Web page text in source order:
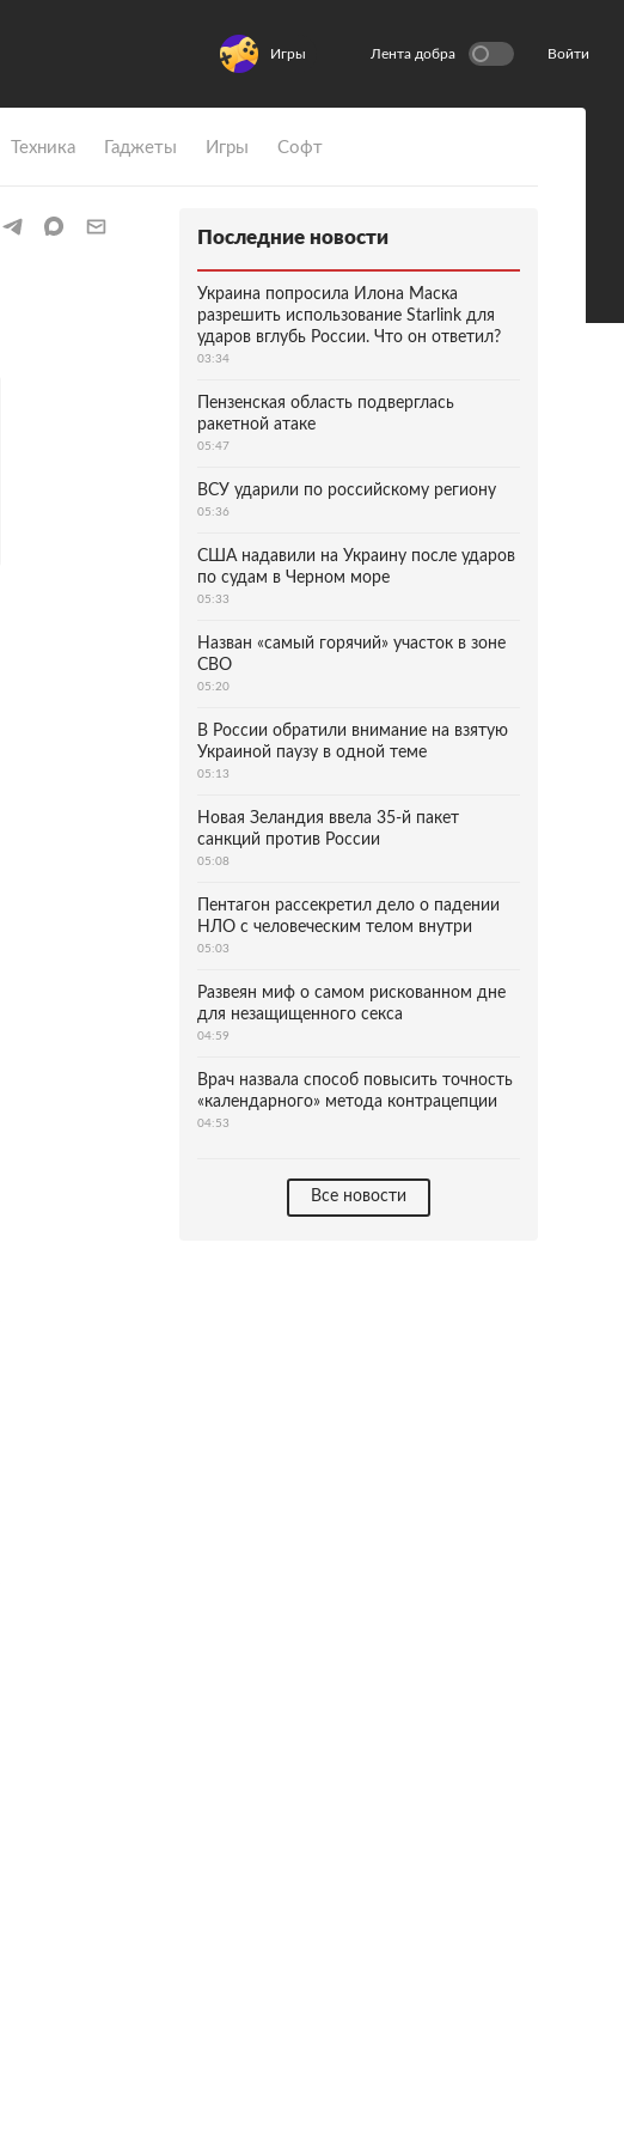
Игры Лента добра Войти
Техника Гаджеты Игры Софт
Последние новости
Украина попросила Илона Маска
разрешить использование Starlink для
ударов вглубь России. Что он ответил?
03:34
Пензенская область подверглась
ракетной атаке
05:47
ВСУ ударили по российскому региону
05:36
США надавили на Украину после ударов
по судам в Черном море
05:33
Назван «самый горячий» участок в зоне
СВО
05:20
В России обратили внимание на взятую
Украиной паузу в одной теме
05:13
Новая Зеландия ввела 35-й пакет
санкций против России
05:08
Пентагон рассекретил дело о падении
НЛО с человеческим телом внутри
05:03
Развеян миф о самом рискованном дне
для незащищенного секса
04:59
Врач назвала способ повысить точность
«календарного» метода контрацепции
04:53
Все новости